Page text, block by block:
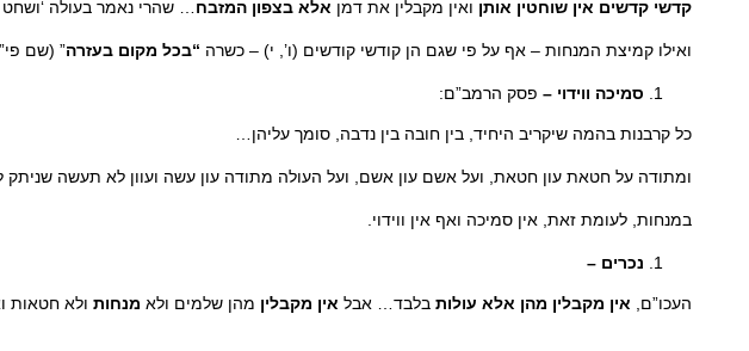
קדשי קדשים אין שוחטין אותן ואין מקבלין את דמן אלא בצפון המזבח … שהרי נאמר
ואילו קמיצת המנחות – אף על פי שגם הן קודשי קודשים (ו’, י) – כשרה “בכל מקום בעזרה” (שם
סמיכה ווידוי – פסק הרמב”ם:
כל קרבנות בהמה שיקריב היחיד, בין חובה בין נדבה, סומך עליהן…
ומתודה על חטאת עון חטאת, ועל אשם עון אשם, ועל העולה מתודה עון עשה ועוון לא תעשה
במנחות, לעומת זאת, אין סמיכה ואף אין ווידוי.
נכרים –
העכו”ם, אין מקבלין מהן אלא עולות בלבד… אבל אין מקבלין מהן שלמים ולא מנחות ולא